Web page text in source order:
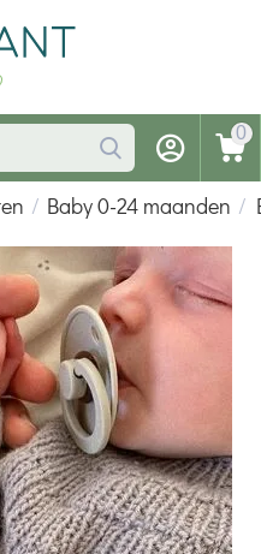
0
/ Baby 0-24 maanden /